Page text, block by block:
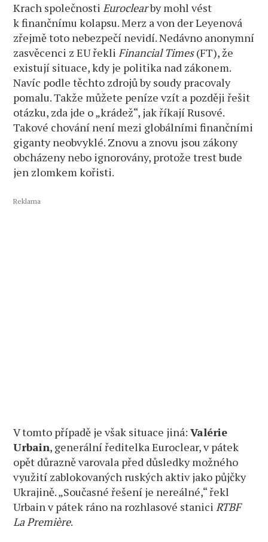
Krach společnostiEuroclearby mohl vést
k finančnímu kolapsu. Merz a von der Leyenová
zřejmě toto nebezpečí nevidí. Nedávno anonymní
zasvěcenci z EU řekliFinancial Times(FT), že
existují situace, kdy je politika nad zákonem.
Navíc podle těchto zdrojů by soudy pracovaly
pomalu. Takže můžete peníze vzít a později řešit
otázku, zda jde o „krádež“, jak říkají Rusové.
Takové chování není mezi globálními finančními
giganty neobvyklé. Znovu a znovu jsou zákony
obcházeny nebo ignorovány, protože trest bude
jen zlomkem kořisti.
Reklama
V tomto případě je však situace jiná:Valérie
Urbain, generální ředitelka Euroclear, v pátek
opět důrazně varovala před důsledky možného
využití zablokovaných ruských aktiv jako půjčky
Ukrajině. „Současné řešení je nereálné,“ řekl
Urbain v pátek ráno na rozhlasové stanici RTBF
La Première.